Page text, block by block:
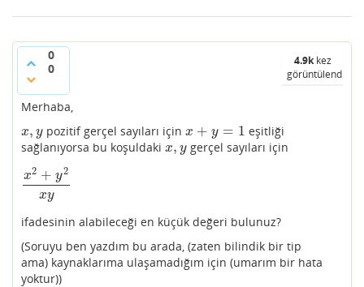
0
0
4.9kkez
görüntülendi
Merhaba,
x, y
x,y pozitif gerçel sayıları içinx + y = 1
x+y= 1
eşitliği
sağlanıyorsa bu koşuldaki x, y
x,y gerçel sayıları için
x2 + y2
xy
x2+y2xy
ifadesinin alabileceği en küçük değeri bulunuz?
(Soruyu ben yazdım bu arada, (zaten bilindik bir tip
ama) kaynaklarıma ulaşamadığım için (umarım bir hata
yoktur))